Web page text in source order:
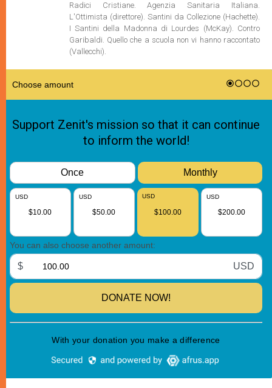
Radici Cristiane. Agenzia Sanitaria Italiana.
L'Ottimista (direttore). Santini da Collezione (Hachette).
I Santini della Madonna di Lourdes (McKay). Contro
Garibaldi. Quello che a scuola non vi hanno raccontato
(Vallecchi).